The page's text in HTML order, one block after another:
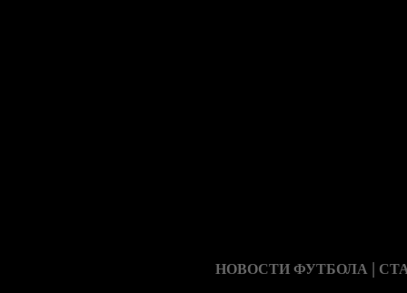
НОВОСТИ ФУТБОЛА |